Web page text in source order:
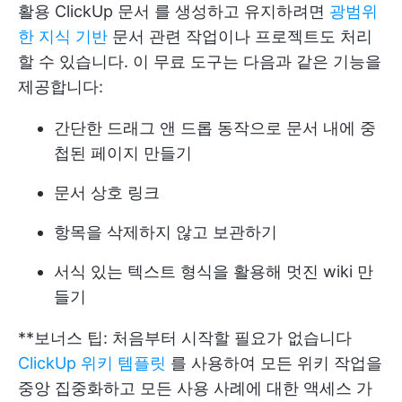
활용 ClickUp 문서 를 생성하고 유지하려면 광범위
한 지식 기반 문서 관련 작업이나 프로젝트도 처리
할 수 있습니다. 이 무료 도구는 다음과 같은 기능을
제공합니다:
간단한 드래그 앤 드롭 동작으로 문서 내에 중
첩된 페이지 만들기
문서 상호 링크
항목을 삭제하지 않고 보관하기
서식 있는 텍스트 형식을 활용해 멋진 wiki 만
들기
**보너스 팁: 처음부터 시작할 필요가 없습니다
ClickUp 위키 템플릿 를 사용하여 모든 위키 작업을
중앙 집중화하고 모든 사용 사례에 대한 액세스 가